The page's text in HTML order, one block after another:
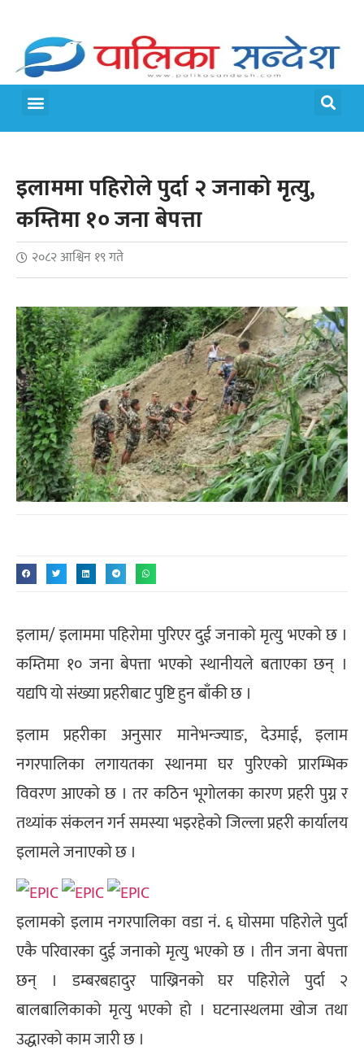
इलाममा पहिरोले पुर्दा २ जनाको मृत्यु,
कम्तिमा १० जना बेपत्ता
२०८२ आश्विन १९ गते
इलाम/ इलाममा पहिरोमा पुरिएर दुई जनाको मृत्यु भएको छ ।
कम्तिमा १० जना बेपत्ता भएको स्थानीयले बताएका छन् ।
यद्यपि यो संख्या प्रहरीबाट पुष्टि हुन बाँकी छ ।
इलाम प्रहरीका अनुसार मानेभन्ज्याङ, देउमाई, इलाम
नगरपालिका लगायतका स्थानमा घर पुरिएको प्रारम्भिक
विवरण आएको छ । तर कठिन भूगोलका कारण प्रहरी पुग्न र
तथ्यांक संकलन गर्न समस्या भइरहेको जिल्ला प्रहरी कार्यालय
इलामले जनाएको छ ।
इलामको इलाम नगरपालिका वडा नं. ६ घोसमा पहिरोले पुर्दा
एकै परिवारका दुई जनाको मृत्यु भएको छ । तीन जना बेपत्ता
छन् । डम्बरबहादुर पाख्रिनको घर पहिरोले पुर्दा २
बालबालिकाको मृत्यु भएको हो । घटनास्थलमा खोज तथा
उद्धारको काम जारी छ ।